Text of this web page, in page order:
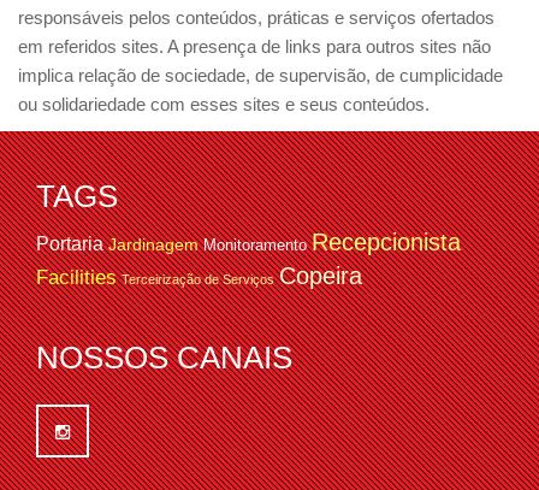
responsáveis pelos conteúdos, práticas e serviços ofertados
em referidos sites. A presença de links para outros sites não
implica relação de sociedade, de supervisão, de cumplicidade
ou solidariedade com esses sites e seus conteúdos.
TAGS
Portaria Jardinagem Monitoramento Recepcionista
Facilities Terceirização de Serviços Copeira
NOSSOS CANAIS